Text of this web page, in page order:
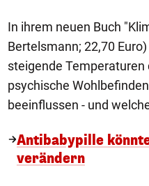
In ihrem neuen Buch
Bertelsmann; 22,70
steigende Temperaturen
psychische
beeinflussen - und
Antibabypille
verändern